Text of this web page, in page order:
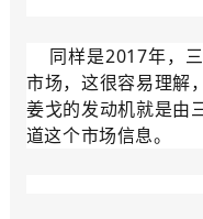
同样是2017年，
市场，这很容易理解
姜戈的发动机就是由
道这个市场信息。